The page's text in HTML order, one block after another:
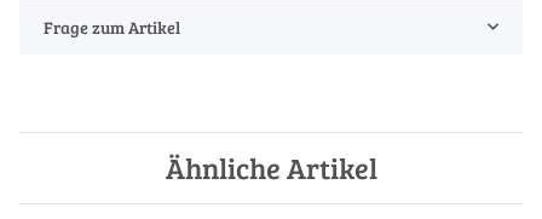
Frage zum Artikel
Ähnliche Artikel